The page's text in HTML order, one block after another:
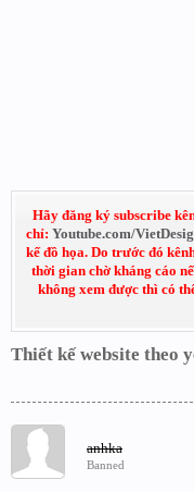
Hãy đăng ký subscribe
chỉ: Youtube.com/
kế đồ họa. Do trước đó
thời gian chờ kháng cáo
không xem được thì có
Thiết kế website theo
anhka
Banned